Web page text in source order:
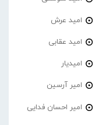
امید عرش
امید عقابی
امیدیار
امیر آرسین
امیر احسان فدایی